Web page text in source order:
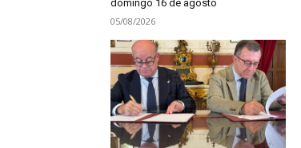
domingo 16 de agosto
05/08/2026